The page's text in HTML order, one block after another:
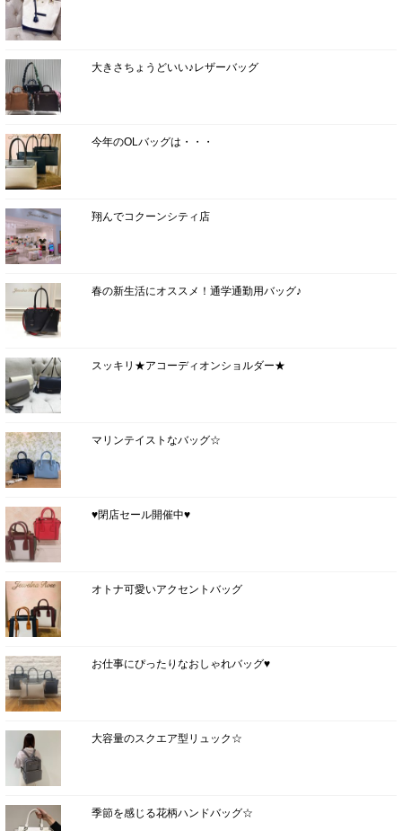
大きさちょうどいい♪レザーバッグ
今年のOLバッグは・・・
翔んでコクーンシティ店
春の新生活にオススメ！通学通勤用バッグ♪
スッキリ★アコーディオンショルダー★
マリンテイストなバッグ☆
♥閉店セール開催中♥
オトナ可愛いアクセントバッグ
お仕事にぴったりなおしゃれバッグ♥
大容量のスクエア型リュック☆
季節を感じる花柄ハンドバッグ☆